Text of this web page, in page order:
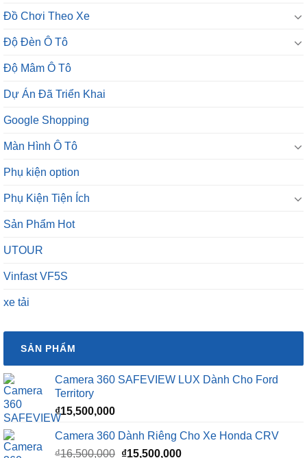
Đồ Chơi Theo Xe
Độ Đèn Ô Tô
Độ Mâm Ô Tô
Dự Án Đã Triển Khai
Google Shopping
Màn Hình Ô Tô
Phụ kiện option
Phụ Kiện Tiện Ích
Sản Phẩm Hot
UTOUR
Vinfast VF5S
xe tải
SẢN PHẨM
Camera 360 SAFEVIEW LUX Dành Cho Ford
Territory
₫15,500,000
Camera 360 Dành Riêng Cho Xe Honda CRV
₫16,500,000 Giá
₫15,500,000Giá